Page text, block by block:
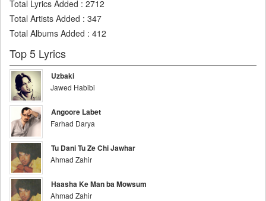
Total Lyrics Added : 2712
Total Artists Added : 347
Total Albums Added : 412
Top 5 Lyrics
Uzbaki
Jawed Habibi
Angoore Labet
Farhad Darya
Tu Dani Tu Ze Chi Jawhar
Ahmad Zahir
Haasha Ke Man ba Mowsum
Ahmad Zahir